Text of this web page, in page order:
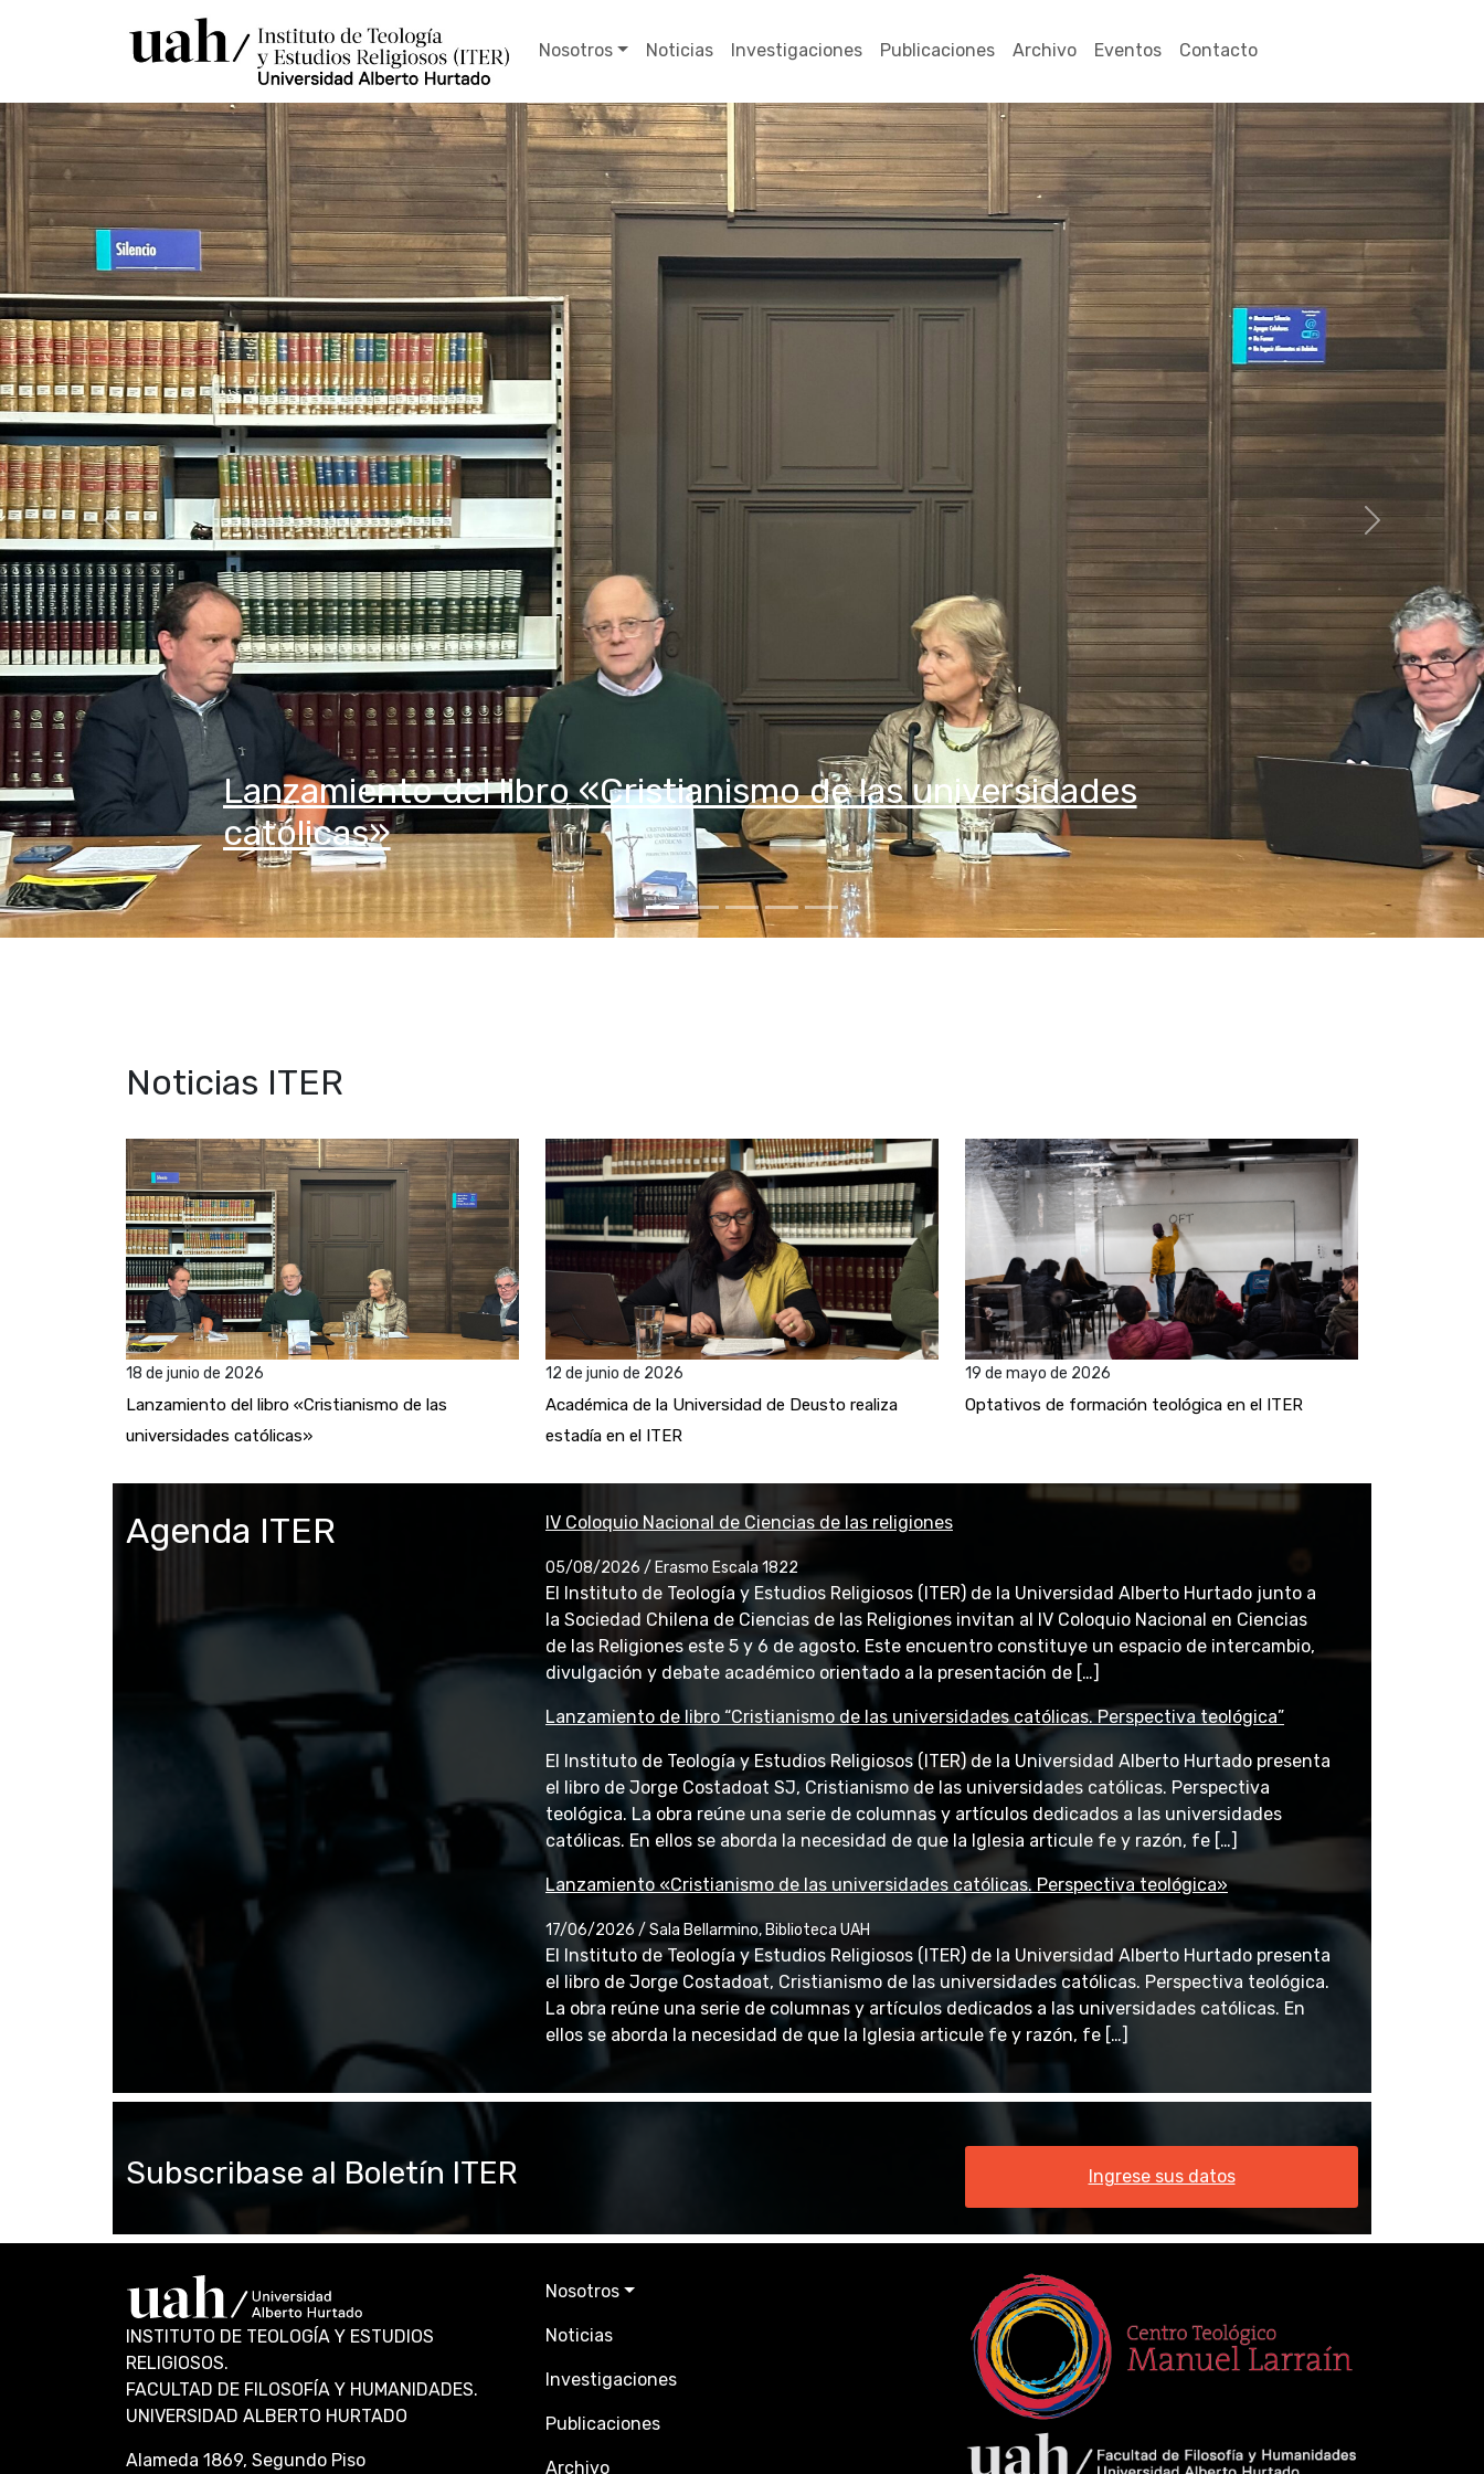
Nosotros Noticias Investigaciones Publicaciones Archivo Eventos Contacto
las universidades
Académica de la Universidad de
ITER
Anterior Siguiente
Noticias ITER
18 de junio de 2026
Lanzamiento del libro «Cristianismo de las
universidades católicas»
12 de junio de 2026
Académica de la Universidad de Deusto realiza
estadía en el ITER
19 de mayo de 2026
Optativos de formación teológica en el ITER
Agenda ITER IV Coloquio Nacional de Ciencias de las religiones
05/08/2026 / Erasmo Escala 1822
El Instituto de Teología y Estudios Religiosos (ITER) de la Universidad Alberto Hurtado junto a
la Sociedad Chilena de Ciencias de las Religiones invitan al IV Coloquio Nacional en Ciencias
de las Religiones este 5 y 6 de agosto. Este encuentro constituye un espacio de intercambio,
divulgación y debate académico orientado a la presentación de […]
Lanzamiento de libro “Cristianismo de las universidades católicas. Perspectiva teológica”
El Instituto de Teología y Estudios Religiosos (ITER) de la Universidad Alberto Hurtado presenta
el libro de Jorge Costadoat SJ, Cristianismo de las universidades católicas. Perspectiva
teológica. La obra reúne una serie de columnas y artículos dedicados a las universidades
católicas. En ellos se aborda la necesidad de que la Iglesia articule fe y razón, fe […]
Lanzamiento «Cristianismo de las universidades católicas. Perspectiva teológica»
17/06/2026 / Sala Bellarmino, Biblioteca UAH
El Instituto de Teología y Estudios Religiosos (ITER) de la Universidad Alberto Hurtado presenta
el libro de Jorge Costadoat, Cristianismo de las universidades católicas. Perspectiva teológica.
La obra reúne una serie de columnas y artículos dedicados a las universidades católicas. En
ellos se aborda la necesidad de que la Iglesia articule fe y razón, fe […]
Subscribase al Boletín ITER Ingrese sus datos
INSTITUTO DE TEOLOGÍA Y ESTUDIOS
RELIGIOSOS.
FACULTAD DE FILOSOFÍA Y HUMANIDADES.
UNIVERSIDAD ALBERTO HURTADO
Alameda 1869, Segundo Piso
Nosotros
Noticias
Investigaciones
Publicaciones
Archivo